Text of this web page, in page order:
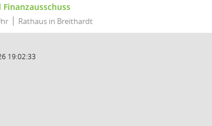
Rathaus in Breithardt
19:02:33